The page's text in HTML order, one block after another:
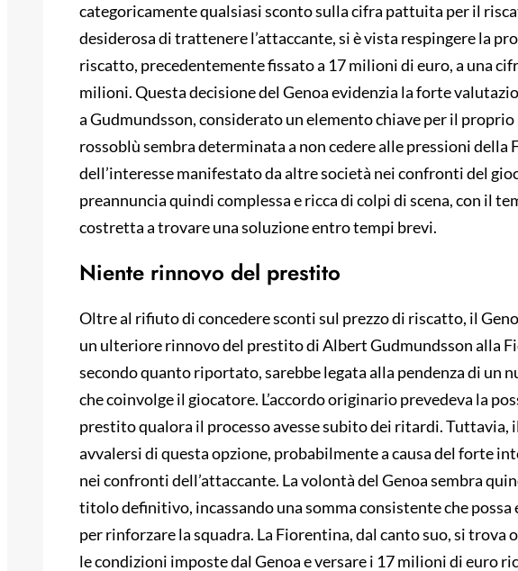
categoricamente qualsiasi sconto sulla cifra pattuita per il
desiderosa di trattenere l’attaccante, si è vista respingere la
riscatto, precedentemente fissato a 17 milioni di euro, a una
milioni. Questa decisione del Genoa evidenzia la forte
a Gudmundsson, considerato un elemento chiave per il
rossoblù sembra determinata a non cedere alle pressioni della
dell’interesse manifestato da altre società nei confronti del
preannuncia quindi complessa e ricca di colpi di scena, con il
costretta a trovare una soluzione entro tempi brevi.
Niente rinnovo del prestito
Oltre al rifiuto di concedere sconti sul prezzo di riscatto, il
un ulteriore rinnovo del prestito di Albert Gudmundsson alla
secondo quanto riportato, sarebbe legata alla pendenza di un
che coinvolge il giocatore. L’accordo originario prevedeva la
prestito qualora il processo avesse subito dei ritardi. Tuttavia,
avvalersi di questa opzione, probabilmente a causa del forte
nei confronti dell’attaccante. La volontà del Genoa sembra
titolo definitivo, incassando una somma consistente che
per rinforzare la squadra. La Fiorentina, dal canto suo, si trova
le condizioni imposte dal Genoa e versare i 17 milioni di euro